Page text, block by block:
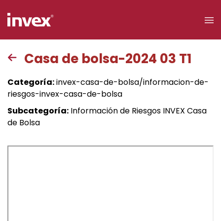
Acceso a
clientes
Buscar
Casa de bolsa-2024 03 T1
Categoría:invex-casa-de-bolsa/informacion-de-
riesgos-invex-casa-de-bolsa
Subcategoría: Información de Riesgos INVEX Casa
de Bolsa